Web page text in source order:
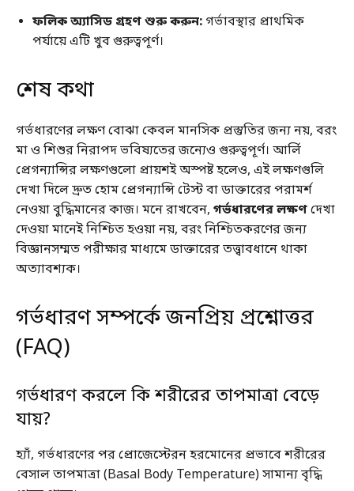
ফলিক অ্যাসিড গ্রহণ শুরু করুন: গর্ভাবস্থার প্রাথমিক
পর্যায়ে এটি খুব গুরুত্বপূর্ণ।
শেষ কথা
গর্ভধারণের লক্ষণ বোঝা কেবল মানসিক প্রস্তুতির জন্য নয়, বরং
মা ও শিশুর নিরাপদ ভবিষ্যতের জন্যেও গুরুত্বপূর্ণ। আর্লি
প্রেগন্যান্সির লক্ষণগুলো প্রায়শই অস্পষ্ট হলেও, এই লক্ষণগুলি
দেখা দিলে দ্রুত হোম প্রেগন্যান্সি টেস্ট বা ডাক্তারের পরামর্শ
নেওয়া বুদ্ধিমানের কাজ। মনে রাখবেন, গর্ভধারণের লক্ষণদেখা
দেওয়া মানেই নিশ্চিত হওয়া নয়, বরং নিশ্চিতকরণের জন্য
বিজ্ঞানসম্মত পরীক্ষার মাধ্যমে ডাক্তারের তত্ত্বাবধানে থাকা
অত্যাবশ্যক।
গর্ভধারণ সম্পর্কে জনপ্রিয় প্রশ্নোত্তর
(FAQ)
গর্ভধারণ করলে কি শরীরের তাপমাত্রা বেড়ে
যায়?
হ্যাঁ, গর্ভধারণের পর প্রোজেস্টেরন হরমোনের প্রভাবে শরীরের
বেসাল তাপমাত্রা (Basal Body Temperature) সামান্য বৃদ্ধি